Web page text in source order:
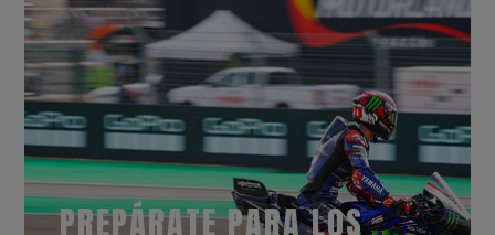
PREPÁRATE PARA LOS